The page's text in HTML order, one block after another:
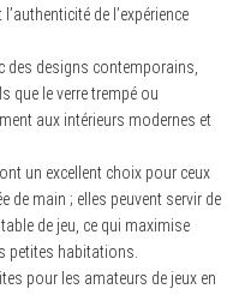
de l’expérience
des designs contemporains,
que le verre trempé ou
aux intérieurs modernes et
un excellent choix pour ceux
de main ; elles peuvent servir de
de jeu, ce qui maximise
petites habitations.
pour les amateurs de jeux en